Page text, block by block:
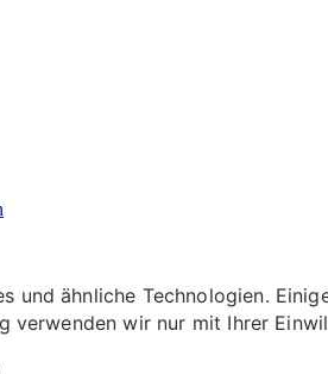
und ähnliche Technologien.
verwenden wir nur mit Ihrer